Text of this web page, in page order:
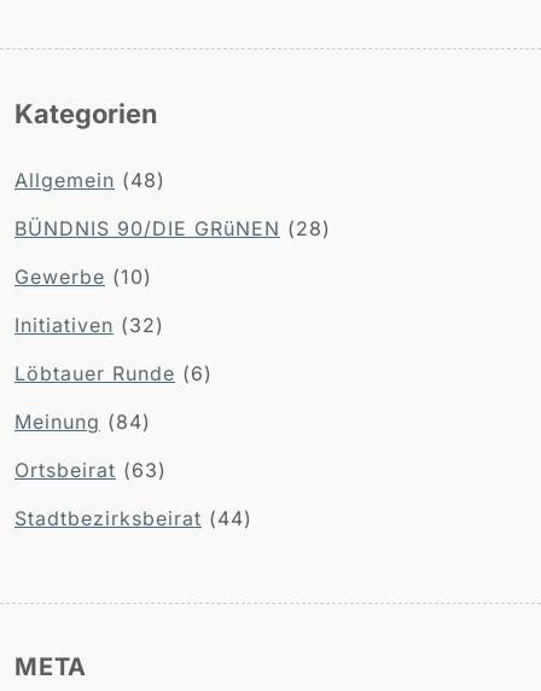
Kategorien
Allgemein (48)
BÜNDNIS 90/DIE GRüNEN (28)
Gewerbe (10)
Initiativen (32)
Löbtauer Runde (6)
Meinung (84)
Ortsbeirat (63)
Stadtbezirksbeirat (44)
META